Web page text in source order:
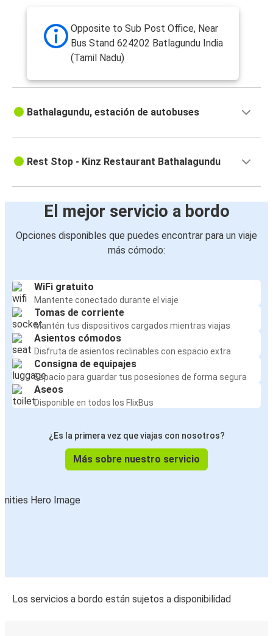
Opposite to Sub Post Office, Near
Bus Stand 624202 Batlagundu India
(Tamil Nadu)
Bathalagundu, estación de autobuses
Rest Stop - Kinz Restaurant Bathalagundu
El mejor servicio a bordo
Opciones disponibles que puedes encontrar para un viaje
más cómodo:
WiFi gratuito
Mantente conectado durante el viaje
Tomas de corriente
Mantén tus dispositivos cargados mientras viajas
Asientos cómodos
Disfruta de asientos reclinables con espacio extra
Consigna de equipajes
Espacio para guardar tus posesiones de forma segura
Aseos
Disponible en todos los FlixBus
¿Es la primera vez que viajas con nosotros?
Más sobre nuestro servicio
Los servicios a bordo están sujetos a disponibilidad